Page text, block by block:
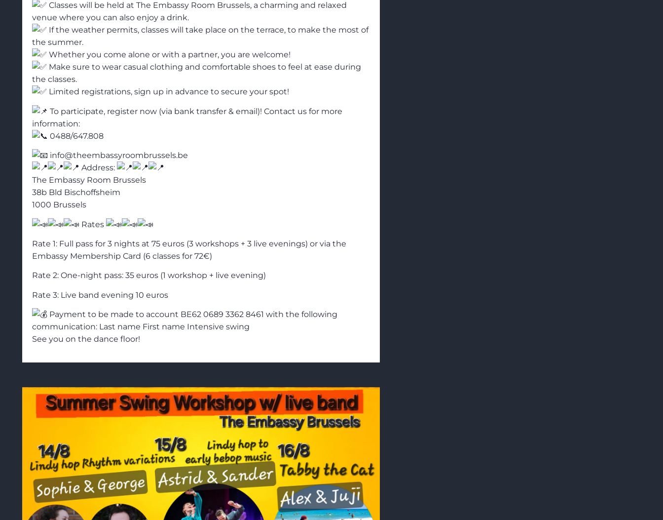
Classes will be held at The Embassy Room Brussels, a charming and relaxed
venue where you can also enjoy a drink.
If the weather permits, classes will take place on the terrace, to make the most of
the summer.
Whether you come alone or with a partner, you are welcome!
Make sure to wear casual clothing and comfortable shoes to feel at ease during
the classes.
Limited registrations, sign up in advance to secure your spot!
To participate, register now (via bank transfer & email)! Contact us for more
information:
0488/647.808
info@theembassyroombrussels.be
Address:
The Embassy Room Brussels
38b Bld Bischoffsheim
1000 Brussels
Rates
Rate 1: Full pass for 3 nights at 75 euros (3 workshops + 3 live evenings) or via the
Embassy Membership Card (6 classes for 72€)
Rate 2: One-night pass: 35 euros (1 workshop + live evening)
Rate 3: Live band evening 10 euros
Payment to be made to account BE62 0689 3362 8461 with the following
communication: Last name First name Intensive swing
See you on the dance floor!